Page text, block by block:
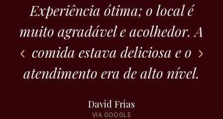
Experiência ótima; o local é
muito agradável e acolhedor. A
comida estava deliciosa e o
atendimento era de alto nível.
David Frias
VIA GOOGLE